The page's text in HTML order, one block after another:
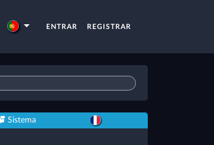
ENTRAR REGISTRAR
Sistema